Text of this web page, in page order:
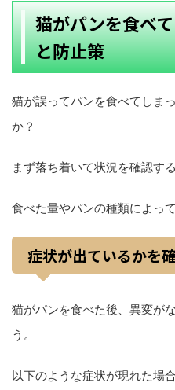
猫がパンを食べ
と防止策
猫が誤ってパンを食べてしま
か？
まず落ち着いて状況を確認す
食べた量やパンの種類によっ
症状が出ているかを
猫がパンを食べた後、異変が
う。
以下のような症状が現れた場